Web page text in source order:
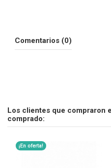
Comentarios (0)
Los clientes que compraron
comprado:
¡En oferta!